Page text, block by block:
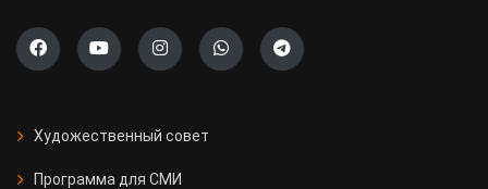
Художественный совет
Программа для СМИ